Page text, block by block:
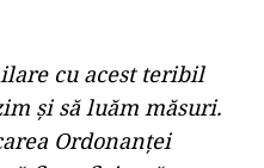
cu acest teribil
și să luăm măsuri.
Ordonanței